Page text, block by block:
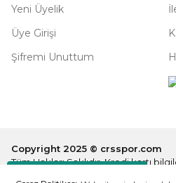
Destek Hattı
Yeni Üyelik
Üye Girişi
Şifremi Unuttum
Copyright 2025 © crsspor.com
Tüm Hakları Saklıdır. Kredi kartı